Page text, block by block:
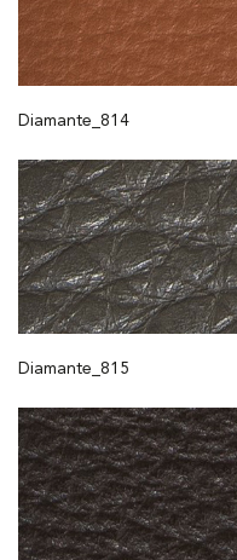
Diamante_814
Diamante_815